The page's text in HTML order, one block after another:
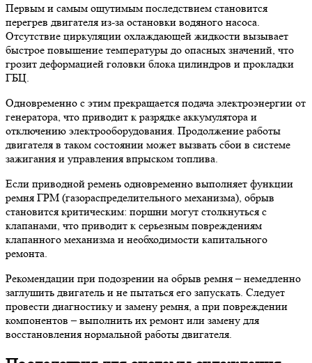
Первым и самым ощутимым последствием становится
перегрев двигателя из-за остановки водяного насоса.
Отсутствие циркуляции охлаждающей жидкости вызывает
быстрое повышение температуры до опасных значений, что
грозит деформацией головки блока цилиндров и прокладки
ГБЦ.
Одновременно с этим прекращается подача электроэнергии от
генератора, что приводит к разрядке аккумулятора и
отключению электрооборудования. Продолжение работы
двигателя в таком состоянии может вызвать сбои в системе
зажигания и управления впрыском топлива.
Если приводной ремень одновременно выполняет функции
ремня ГРМ (газораспределительного механизма), обрыв
становится критическим: поршни могут столкнуться с
клапанами, что приводит к серьезным повреждениям
клапанного механизма и необходимости капитального
ремонта.
Рекомендации при подозрении на обрыв ремня – немедленно
заглушить двигатель и не пытаться его запускать. Следует
провести диагностику и замену ремня, а при повреждении
компонентов – выполнить их ремонт или замену для
восстановления нормальной работы двигателя.